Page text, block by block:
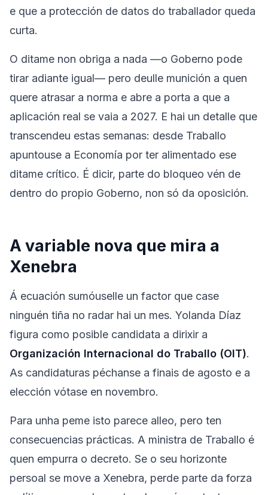
e que a protección de datos do traballador queda
curta.
O ditame non obriga a nada —o Goberno pode
tirar adiante igual— pero deulle munición a quen
quere atrasar a norma e abre a porta a que a
aplicación real se vaia a 2027. E hai un detalle que
transcendeu estas semanas: desde Traballo
apuntouse a Economía por ter alimentado ese
ditame crítico. É dicir, parte do bloqueo vén de
dentro do propio Goberno, non só da oposición.
A variable nova que mira a
Xenebra
Á ecuación sumóuselle un factor que case
ninguén tiña no radar hai un mes. Yolanda Díaz
figura como posible candidata a dirixir a
Organización Internacional do Traballo (OIT).
As candidaturas péchanse a finais de agosto e a
elección vótase en novembro.
Para unha peme isto parece alleo, pero ten
consecuencias prácticas. A ministra de Traballo é
quen empurra o decreto. Se o seu horizonte
persoal se move a Xenebra, perde parte da forza